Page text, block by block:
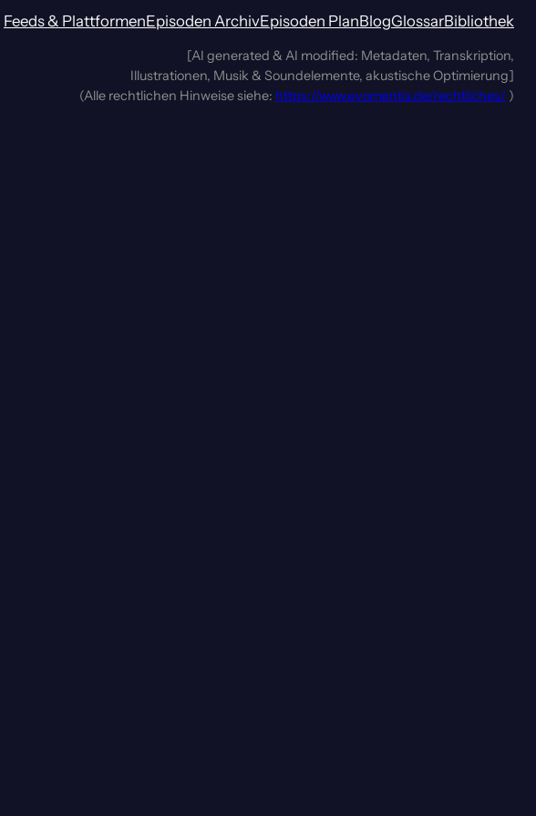
Feeds & PlattformenEpisoden ArchivEpisoden PlanBlogGlossarBibliothek
[AI generated & AI modified: Metadaten, Transkription,
Illustrationen, Musik & Soundelemente, akustische Optimierung]
(Alle rechtlichen Hinweise siehe: https://www.evomentis.de/rechtliches/ )